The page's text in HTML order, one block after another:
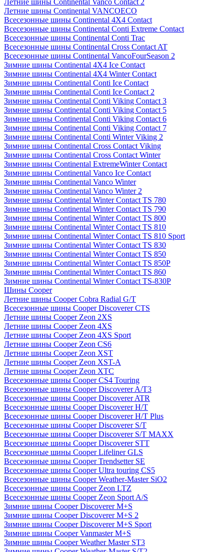
Летние шины Continental Vanco Contact 2
Летние шины Continental VANCOECO
Всесезонные шины Continental 4X4 Contact
Всесезонные шины Continental Conti Extreme Contact
Всесезонные шины Continental Conti Trac
Всесезонные шины Continental Cross Contact AT
Всесезонные шины Continental VancoFourSeason 2
Зимние шины Continental 4X4 Ice Contact
Зимние шины Continental 4X4 Winter Contact
Зимние шины Continental Conti Ice Contact
Зимние шины Continental Conti Ice Contact 2
Зимние шины Continental Conti Viking Contact 3
Зимние шины Continental Conti Viking Contact 5
Зимние шины Continental Conti Viking Contact 6
Зимние шины Continental Conti Viking Contact 7
Зимние шины Continental Conti Winter Viking 2
Зимние шины Continental Cross Contact Viking
Зимние шины Continental Cross Contact Winter
Зимние шины Continental ExtremeWinter Contact
Зимние шины Continental Vanco Ice Contact
Зимние шины Continental Vanco Winter
Зимние шины Continental Vanco Winter 2
Зимние шины Continental Winter Contact TS 780
Зимние шины Continental Winter Contact TS 790
Зимние шины Continental Winter Contact TS 800
Зимние шины Continental Winter Contact TS 810
Зимние шины Continental Winter Contact TS 810 Sport
Зимние шины Continental Winter Contact TS 830
Зимние шины Continental Winter Contact TS 850
Зимние шины Continental Winter Contact TS 850P
Зимние шины Continental Winter Contact TS 860
Зимние шины Continental Winter Contact TS-830P
Шины Cooper
Летние шины Cooper Cobra Radial G/T
Всесезонные шины Cooper Discoverer CTS
Летние шины Cooper Zeon 2XS
Летние шины Cooper Zeon 4XS
Летние шины Cooper Zeon 4XS Sport
Летние шины Cooper Zeon CS6
Летние шины Cooper Zeon XST
Летние шины Cooper Zeon XST-A
Летние шины Cooper Zeon XTC
Всесезонные шины Cooper CS4 Touring
Всесезонные шины Cooper Discoverer A/T3
Всесезонные шины Cooper Discoverer ATR
Всесезонные шины Cooper Discoverer H/T
Всесезонные шины Cooper Discoverer H/T Plus
Всесезонные шины Cooper Discoverer S/T
Всесезонные шины Cooper Discoverer S/T MAXX
Всесезонные шины Cooper Discoverer STT
Всесезонные шины Cooper Lifeliner GLS
Всесезонные шины Cooper Trendsetter SE
Всесезонные шины Cooper Ultra touring CS5
Всесезонные шины Cooper Weather-Master SiO2
Всесезонные шины Cooper Zeon LTZ
Всесезонные шины Cooper Zeon Sport A/S
Зимние шины Cooper Discoverer M+S
Зимние шины Cooper Discoverer M+S 2
Зимние шины Cooper Discoverer M+S Sport
Зимние шины Cooper Vanmaster M+S
Зимние шины Cooper Weather Master ST3